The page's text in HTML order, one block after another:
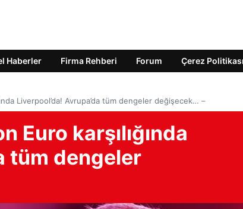
Haberler Firma Rehberi Forum Çerez Politikası
Liverpool’da! Avrupa’da tüm dengeler değişecek… –
Euro karşılığında
tüm dengeler